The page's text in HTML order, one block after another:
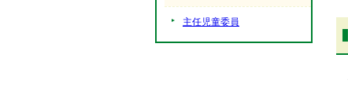
主任児童委員